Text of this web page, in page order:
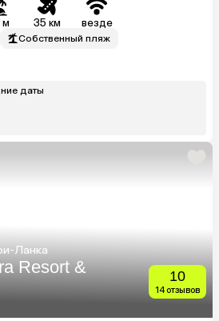
м 35 км везде
Собственный пляж
даты
Ланка
Resort &
10
14 отзывов